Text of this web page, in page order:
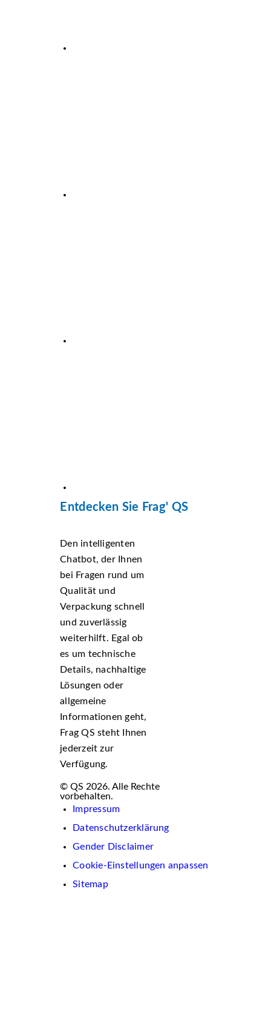
Entdecken Sie Frag' QS
Den intelligenten
Chatbot, der Ihnen
bei Fragen rund um
Qualität und
Verpackung schnell
und zuverlässig
weiterhilft. Egal ob
es um technische
Details, nachhaltige
Lösungen oder
allgemeine
Informationen geht,
Frag QS steht Ihnen
jederzeit zur
Verfügung.
© QS 2026. Alle Rechte
vorbehalten.
Impressum
Datenschutzerklärung
Gender Disclaimer
Cookie-Einstellungen anpassen
Sitemap